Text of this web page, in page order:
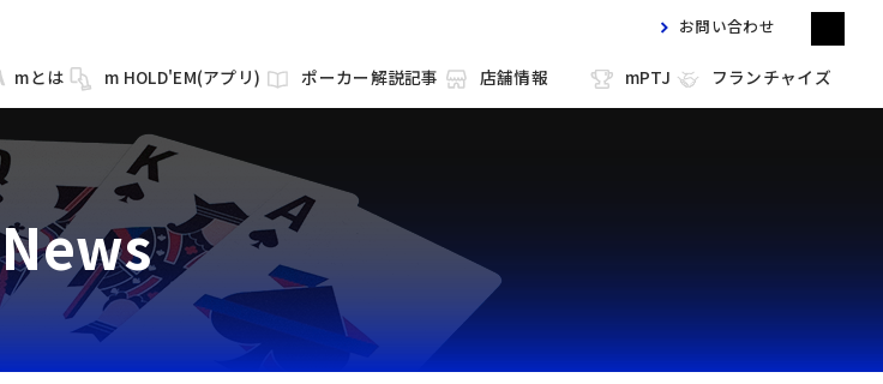
mとは m HOLD'EM(アプリ) ポーカー解説記事 店舗情報 mPTJ フランチャイズ
お問い合わせ
News